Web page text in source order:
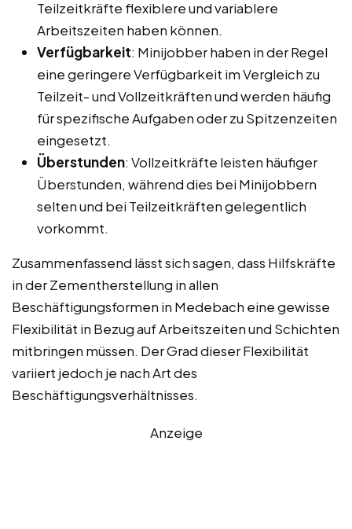
Teilzeitkräfte flexiblere und variablere
Arbeitszeiten haben können.
Verfügbarkeit: Minijobber haben in der Regel
eine geringere Verfügbarkeit im Vergleich zu
Teilzeit- und Vollzeitkräften und werden häufig
für spezifische Aufgaben oder zu Spitzenzeiten
eingesetzt.
Überstunden: Vollzeitkräfte leisten häufiger
Überstunden, während dies bei Minijobbern
selten und bei Teilzeitkräften gelegentlich
vorkommt.
Zusammenfassend lässt sich sagen, dass Hilfskräfte
in der Zementherstellung in allen
Beschäftigungsformen in Medebach eine gewisse
Flexibilität in Bezug auf Arbeitszeiten und Schichten
mitbringen müssen. Der Grad dieser Flexibilität
variiert jedoch je nach Art des
Beschäftigungsverhältnisses.
Anzeige